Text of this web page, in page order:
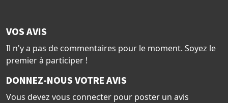
VOS AVIS
Il n'y a pas de commentaires pour le moment. Soyez le
premier à participer !
DONNEZ-NOUS VOTRE AVIS
Vous devez vous connecter pour poster un avis